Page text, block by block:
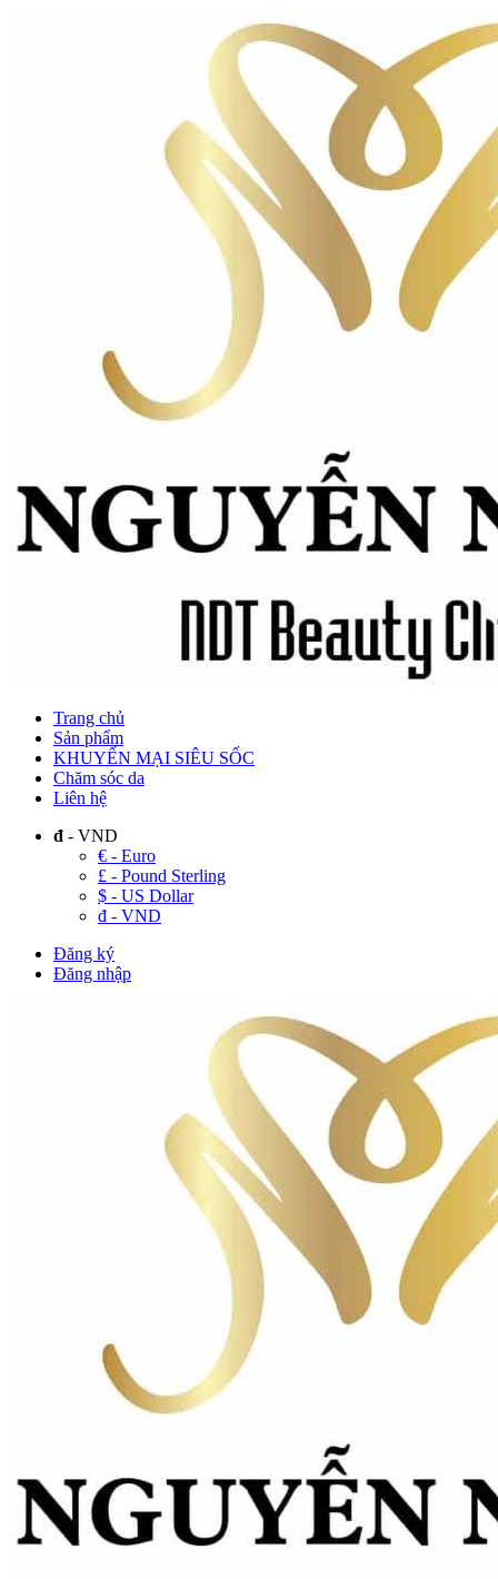
Trang chủ
Sản phẩm
KHUYẾN MẠI SIÊU SỐC
Chăm sóc da
Liên hệ
đ - VND
€ - Euro
£ - Pound Sterling
$ - US Dollar
đ - VND
Đăng ký
Đăng nhập